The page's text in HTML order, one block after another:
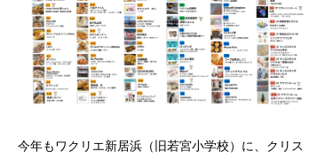
今年もワクリエ新居浜（旧若宮小学校）に、クリス